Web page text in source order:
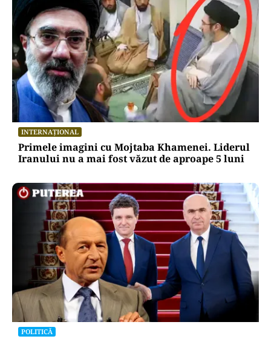
INTERNAȚIONAL
Primele imagini cu Mojtaba Khamenei. Liderul
Iranului nu a mai fost văzut de aproape 5 luni
POLITICĂ